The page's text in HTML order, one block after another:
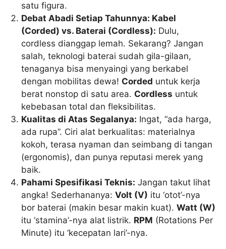
satu figura.
Debat Abadi Setiap Tahunnya: Kabel
(Corded) vs. Baterai (Cordless): Dulu,
cordless dianggap lemah. Sekarang? Jangan
salah, teknologi baterai sudah gila-gilaan,
tenaganya bisa menyaingi yang berkabel
dengan mobilitas dewa! Corded untuk kerja
berat nonstop di satu area. Cordless untuk
kebebasan total dan fleksibilitas.
Kualitas di Atas Segalanya: Ingat, “ada harga,
ada rupa”. Ciri alat berkualitas: materialnya
kokoh, terasa nyaman dan seimbang di tangan
(ergonomis), dan punya reputasi merek yang
baik.
Pahami Spesifikasi Teknis: Jangan takut lihat
angka! Sederhananya:Volt (V) itu ‘otot’-nya
bor baterai (makin besar makin kuat).Watt (W)
itu ‘stamina’-nya alat listrik. RPM (Rotations Per
Minute) itu ‘kecepatan lari’-nya.